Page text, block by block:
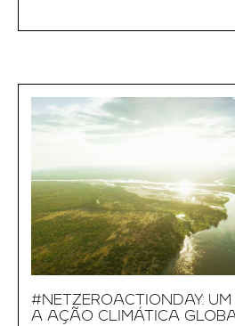
#NETZEROACTIONDAY:
A AÇÃO CLIMÁTICA